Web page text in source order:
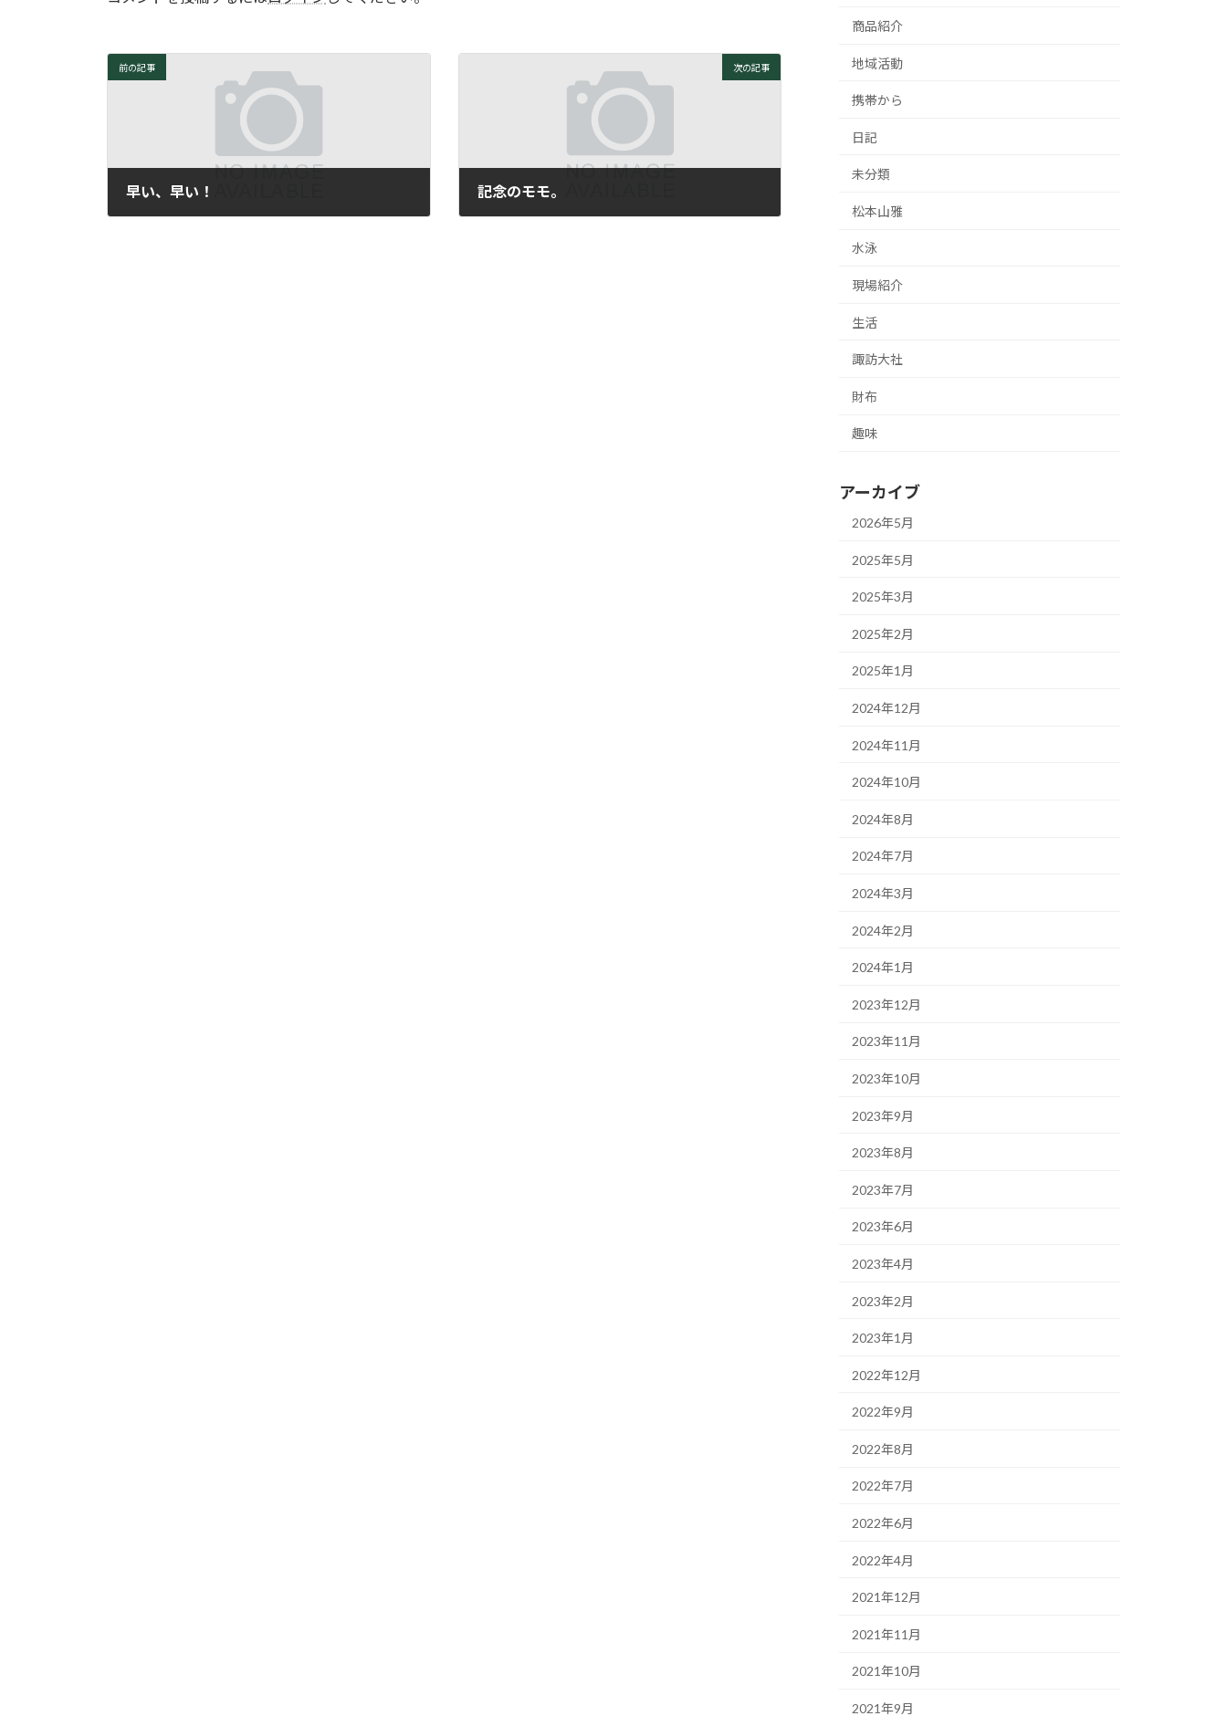
前の記事
早い、早い！
次の記事
記念のモモ。
商品紹介
地域活動
携帯から
日記
未分類
松本山雅
水泳
現場紹介
生活
諏訪大社
財布
趣味
アーカイブ
2026年5月
2025年5月
2025年3月
2025年2月
2025年1月
2024年12月
2024年11月
2024年10月
2024年8月
2024年7月
2024年3月
2024年2月
2024年1月
2023年12月
2023年11月
2023年10月
2023年9月
2023年8月
2023年7月
2023年6月
2023年4月
2023年2月
2023年1月
2022年12月
2022年9月
2022年8月
2022年7月
2022年6月
2022年4月
2021年12月
2021年11月
2021年10月
2021年9月